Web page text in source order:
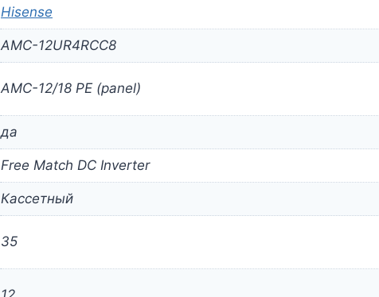
Hisense
AMC-12UR4RCC8
AMC-12/18 PE (panel)
да
Free Match DC Inverter
Кассетный
35